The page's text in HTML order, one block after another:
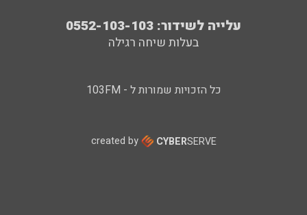
עלייה לשידור: 0552-103-103
בעלות שיחה רגילה
כל הזכויות שמורות ל - 103FM
created by CYBERSERVE